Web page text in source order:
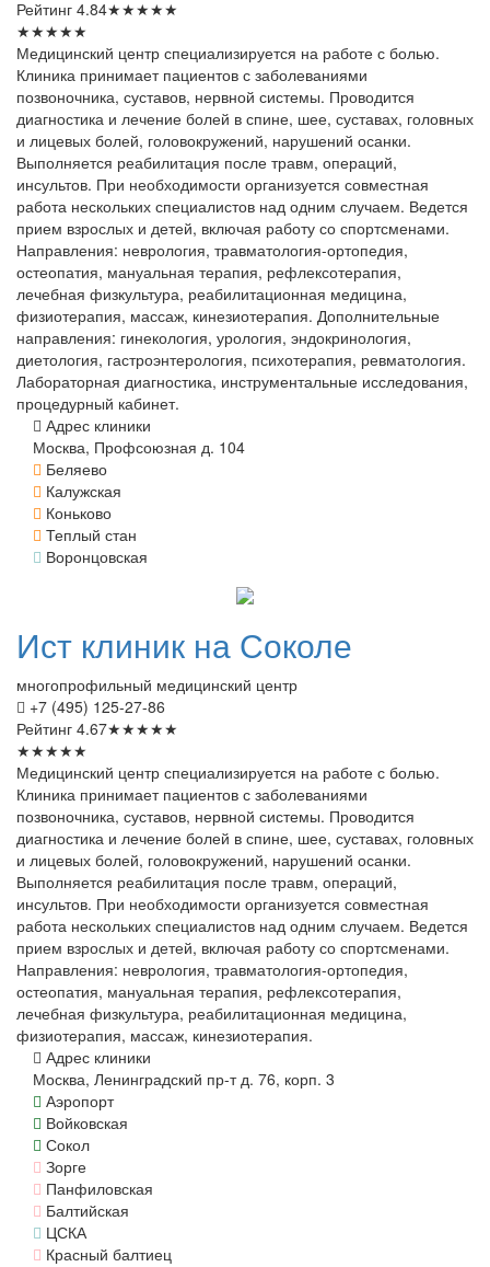
Рейтинг 4.84★★★★★
★★★★★
Медицинский центр специализируется на работе с болью.
Клиника принимает пациентов с заболеваниями
позвоночника, суставов, нервной системы. Проводится
диагностика и лечение болей в спине, шее, суставах, головных
и лицевых болей, головокружений, нарушений осанки.
Выполняется реабилитация после травм, операций,
инсультов. При необходимости организуется совместная
работа нескольких специалистов над одним случаем. Ведется
прием взрослых и детей, включая работу со спортсменами.
Направления: неврология, травматология-ортопедия,
остеопатия, мануальная терапия, рефлексотерапия,
лечебная физкультура, реабилитационная медицина,
физиотерапия, массаж, кинезиотерапия. Дополнительные
направления: гинекология, урология, эндокринология,
диетология, гастроэнтерология, психотерапия, ревматология.
Лабораторная диагностика, инструментальные исследования,
процедурный кабинет.
Адрес клиники
Москва, Профсоюзная д. 104
Беляево
Калужская
Коньково
Теплый стан
Воронцовская
Ист клиник на Соколе
многопрофильный медицинский центр
+7 (495) 125-27-86
Рейтинг 4.67★★★★★
★★★★★
Медицинский центр специализируется на работе с болью.
Клиника принимает пациентов с заболеваниями
позвоночника, суставов, нервной системы. Проводится
диагностика и лечение болей в спине, шее, суставах, головных
и лицевых болей, головокружений, нарушений осанки.
Выполняется реабилитация после травм, операций,
инсультов. При необходимости организуется совместная
работа нескольких специалистов над одним случаем. Ведется
прием взрослых и детей, включая работу со спортсменами.
Направления: неврология, травматология-ортопедия,
остеопатия, мануальная терапия, рефлексотерапия,
лечебная физкультура, реабилитационная медицина,
физиотерапия, массаж, кинезиотерапия.
Адрес клиники
Москва, Ленинградский пр-т д. 76, корп. 3
Аэропорт
Войковская
Сокол
Зорге
Панфиловская
Балтийская
ЦСКА
Красный балтиец